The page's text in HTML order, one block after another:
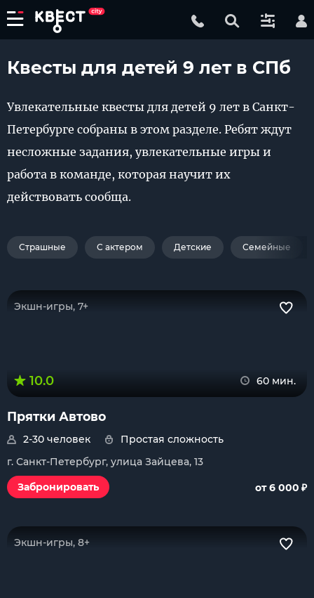
Квесты для детей 9 лет в СПб
Увлекательные квесты для детей 9 лет в Санкт-
Петербурге собраны в этом разделе. Ребят ждут
несложные задания, увлекательные игры и
работа в команде, которая научит их
действовать сообща.
Страшные С актером Детские Семейные
Экшн-игры, 7+
10.0 60 мин.
Прятки Автово
2-30 человек
Простая сложность
г. Санкт-Петербург, улица Зайцева, 13
Забронировать
от 6 000 ₽
Экшн-игры, 8+